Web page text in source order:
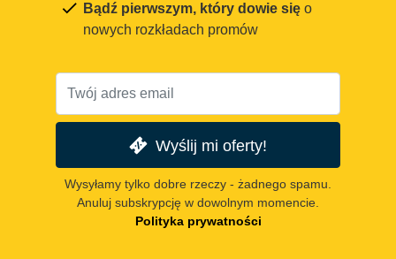
Bądź pierwszym, który dowie się o
nowych rozkładach promów
Wyślij mi oferty!
Wysyłamy tylko dobre rzeczy - żadnego spamu.
Anuluj subskrypcję w dowolnym momencie.
Polityka prywatności